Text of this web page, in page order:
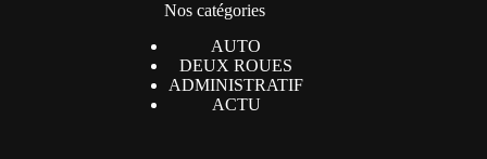
Nos catégories
AUTO
DEUX ROUES
ADMINISTRATIF
ACTU